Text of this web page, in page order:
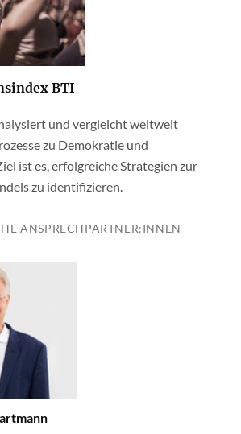
BTI
und vergleicht weltweit
zu Demokratie und
ist es, erfolgreiche Strategien zur
zu identifizieren.
ANSPRECHPARTNER:INNEN